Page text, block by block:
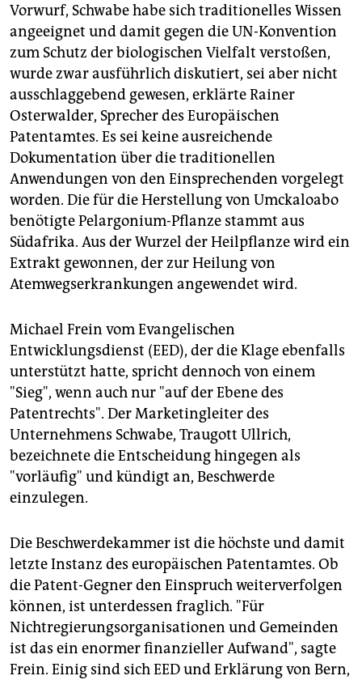
Vorwurf, Schwabe habe sich traditionelles Wissen
angeeignet und damit gegen die UN-Konvention
zum Schutz der biologischen Vielfalt verstoßen,
wurde zwar ausführlich diskutiert, sei aber nicht
ausschlaggebend gewesen, erklärte Rainer
Osterwalder, Sprecher des Europäischen
Patentamtes. Es sei keine ausreichende
Dokumentation über die traditionellen
Anwendungen von den Einsprechenden vorgelegt
worden. Die für die Herstellung von Umckaloabo
benötigte Pelargonium-Pflanze stammt aus
Südafrika. Aus der Wurzel der Heilpflanze wird ein
Extrakt gewonnen, der zur Heilung von
Atemwegserkrankungen angewendet wird.
Michael Frein vom Evangelischen
Entwicklungsdienst (EED), der die Klage ebenfalls
unterstützt hatte, spricht dennoch von einem
"Sieg", wenn auch nur "auf der Ebene des
Patentrechts". Der Marketingleiter des
Unternehmens Schwabe, Traugott Ullrich,
bezeichnete die Entscheidung hingegen als
"vorläufig" und kündigt an, Beschwerde
einzulegen.
Die Beschwerdekammer ist die höchste und damit
letzte Instanz des europäischen Patentamtes. Ob
die Patent-Gegner den Einspruch weiterverfolgen
können, ist unterdessen fraglich. "Für
Nichtregierungsorganisationen und Gemeinden
ist das ein enormer finanzieller Aufwand", sagte
Frein. Einig sind sich EED und Erklärung von Bern,